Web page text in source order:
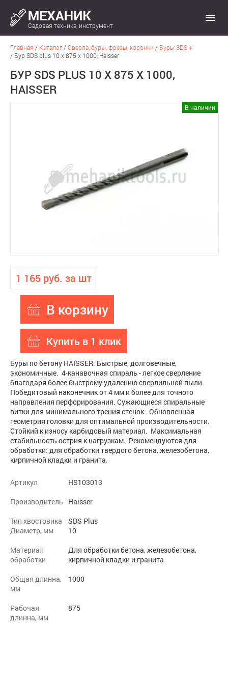
Садовая техника, инструмент
Главная / Каталог /Сверла, буры, фрезы, коронки / Буры SDS +
/ Бур SDS plus 10 х 875 х 1000, Haisser
БУР SDS PLUS 10 Х 875 Х 1000,
HAISSER
В наличии
1 165 руб. за шт
В корзину
Купить в 1 клик
Буры по бетону HAISSER: Быстрые, долговечные,
экономичные. 4-канавочная спираль - легкое сверление
благодаря более быстрому удалению сверлильной пыли.
Победитовый наконечник от 4 мм и более для точного
направления перфорирования. Сужающиеся спиральные
витки для минимального трения стенок. Обновленная
геометрия головки для оптимальной производительности.
Стойкий к износу карбидовый материал. Максимальная
стабильность острия к нагрузкам. Рекомендуются для
обработки: для обработки твердого бетона, железобетона,
кирпичной кладки и гранита.
Артикул
HS103013
Производитель
Haisser
Тип хвостовика
SDS Plus
Диаметр, мм
10
Материал
обработки
Для обработки бетона, железобетона,
кирпичной кладки и гранита
Общая длинна,
мм
1000
Рабочая
длинна, мм
875